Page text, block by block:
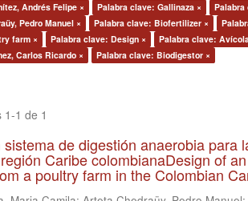
Andrés Felipe × Palabra clave: Gallinaza ×
Pedro Manuel ×
Palabra clave: Biofertilizer ×
farm ×
Palabra clave: Design × Palabra clave:
Carlos Ricardo ×
Palabra clave: Biodigestor ×
1 de 1
de digestión anaerobia
Caribe colombianaDesign of
a poultry farm in the Colombian